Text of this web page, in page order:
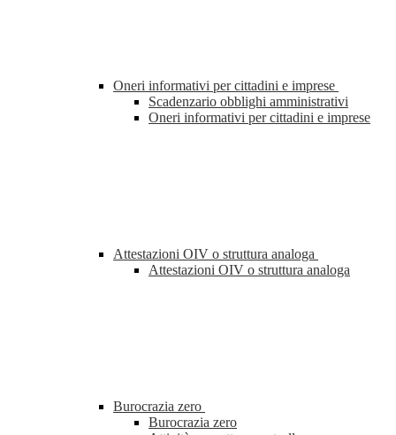
Oneri informativi per cittadini e imprese
Scadenzario obblighi amministrativi
Oneri informativi per cittadini e imprese
Attestazioni OIV o struttura analoga
Attestazioni OIV o struttura analoga
Burocrazia zero
Burocrazia zero